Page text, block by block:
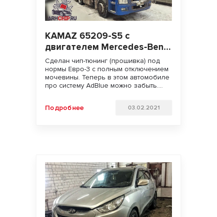
KAMAZ 65209-S5 с
двигателем Mercedes-Benz
OM 457LA.V/3 (Евро-5), 2020
г.в.
Сделан чип-тюнинг (прошивка) под
нормы Евро-3 с полным отключением
мочевины. Теперь в этом автомобиле
про систему AdBlue можно забыть.
значительное снижение расхода
Подробнее 03.02.2021